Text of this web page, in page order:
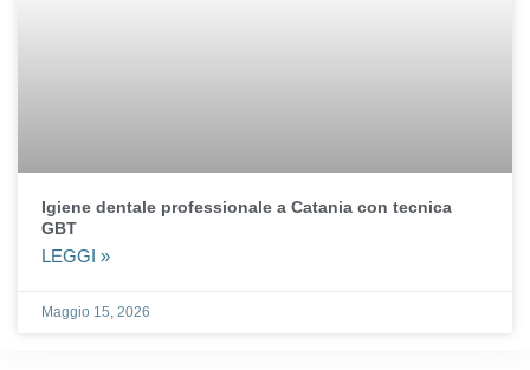
Igiene dentale professionale a Catania con tecnica
GBT
LEGGI »
Maggio 15, 2026